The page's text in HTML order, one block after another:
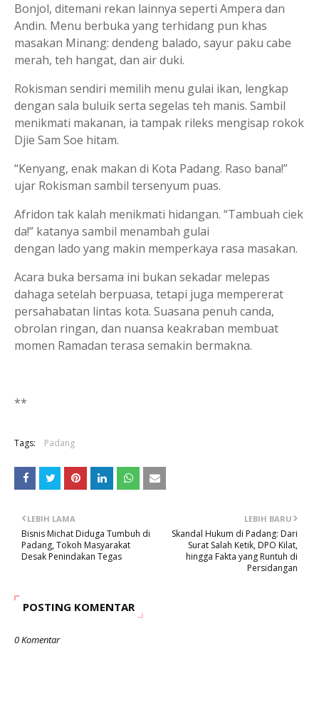
Bonjol, ditemani rekan lainnya seperti Ampera dan
Andin. Menu berbuka yang terhidang pun khas
masakan Minang: dendeng balado, sayur paku cabe
merah, teh hangat, dan air duki.
Rokisman sendiri memilih menu gulai ikan, lengkap
dengan sala buluik serta segelas teh manis. Sambil
menikmati makanan, ia tampak rileks mengisap rokok
Djie Sam Soe hitam.
“Kenyang, enak makan di Kota Padang. Raso bana!”
ujar Rokisman sambil tersenyum puas.
Afridon tak kalah menikmati hidangan. “Tambuah ciek
da!” katanya sambil menambah gulai
dengan lado yang makin memperkaya rasa masakan.
Acara buka bersama ini bukan sekadar melepas
dahaga setelah berpuasa, tetapi juga mempererat
persahabatan lintas kota. Suasana penuh canda,
obrolan ringan, dan nuansa keakraban membuat
momen Ramadan terasa semakin bermakna.
**
Tags: Padang
LEBIH BARU
Skandal Hukum di Padang: Dari
Surat Salah Ketik, DPO Kilat,
hingga Fakta yang Runtuh di
Persidangan
LEBIH LAMA
Bisnis Michat Diduga Tumbuh di
Padang, Tokoh Masyarakat
Desak Penindakan Tegas
POSTING KOMENTAR
0 Komentar